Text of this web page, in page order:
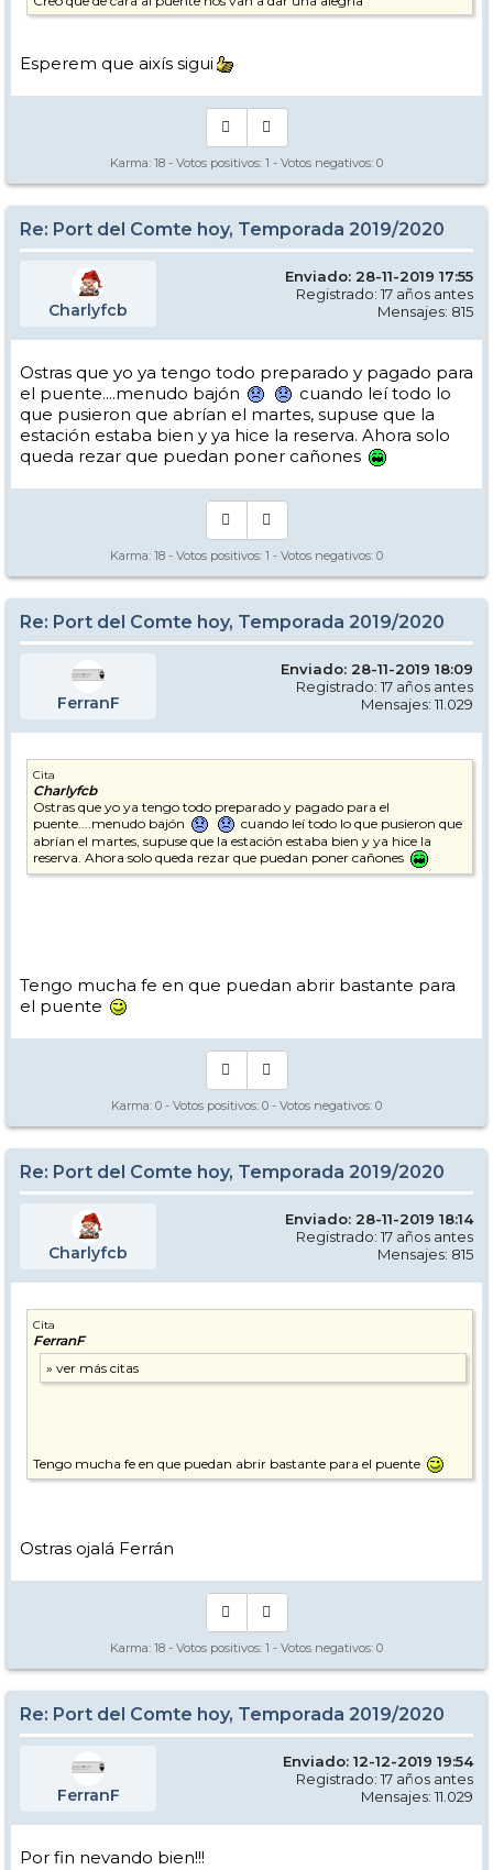
Esperem que aixís sigui
Karma: 18 - Votos positivos: 1 - Votos negativos: 0
Re: Port del Comte hoy, Temporada 2019/2020
Charlyfcb
Enviado: 28-11-2019 17:55
Registrado: 17 años antes
Mensajes: 815
Ostras que yo ya tengo todo preparado y pagado para
el puente....menudo bajón
cuando leí todo lo
que pusieron que abrían el martes, supuse que la
estación estaba bien y ya hice la reserva. Ahora solo
queda rezar que puedan poner cañones
Karma: 18 - Votos positivos: 1 - Votos negativos: 0
Re: Port del Comte hoy, Temporada 2019/2020
FerranF
Enviado: 28-11-2019 18:09
Registrado: 17 años antes
Mensajes: 11.029
Cita
Charlyfcb
Ostras que yo ya tengo todo preparado y pagado para el
puente....menudo bajón
cuando leí todo lo que pusieron que
abrían el martes, supuse que la estación estaba bien y ya hice la
reserva. Ahora solo queda rezar que puedan poner cañones
Tengo mucha fe en que puedan abrir bastante para
el puente
Karma: 0 - Votos positivos: 0 - Votos negativos: 0
Re: Port del Comte hoy, Temporada 2019/2020
Charlyfcb
Enviado: 28-11-2019 18:14
Registrado: 17 años antes
Mensajes: 815
Cita
FerranF
Tengo mucha fe en que puedan abrir bastante para el puente
Ostras ojalá Ferrán
Karma: 18 - Votos positivos: 1 - Votos negativos: 0
Re: Port del Comte hoy, Temporada 2019/2020
FerranF
Enviado: 12-12-2019 19:54
Registrado: 17 años antes
Mensajes: 11.029
Por fin nevando bien!!!